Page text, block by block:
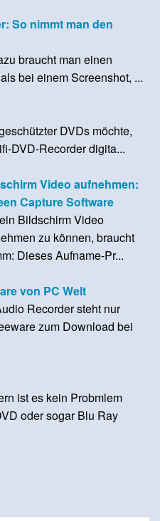
So nimmt man den
braucht man einen
bei einem Screenshot, ...
DVDs möchte,
DVD-Recorder digita...
Video aufnehmen:
Capture Software
Bildschirm Video
zu können, braucht
Dieses Aufname-Pr...
von PC Welt
Recorder steht nur
zum Download bei
ist es kein Probmlem
oder sogar Blu Ray